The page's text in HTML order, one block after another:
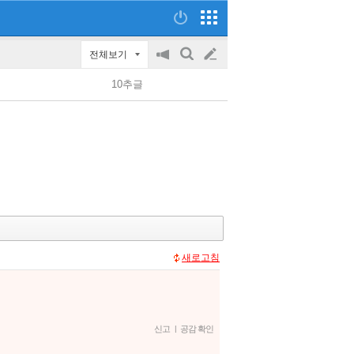
전체보기
공
on/off
검
글
쓰
10추글
새로고침
신고 | 공감 확인